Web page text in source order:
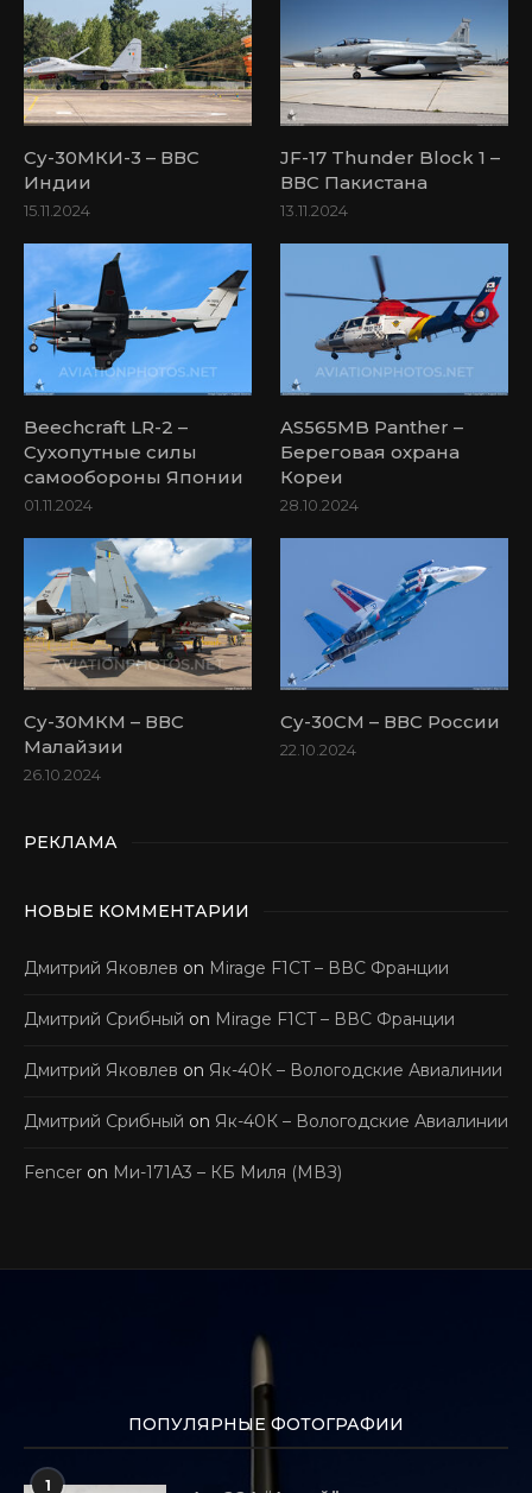
Су-30МКИ-3 – ВВС
Индии
15.11.2024
JF-17 Thunder Block 1 –
ВВС Пакистана
13.11.2024
Beechcraft LR-2 –
Сухопутные силы
самообороны Японии
01.11.2024
AS565MB Panther –
Береговая охрана
Кореи
28.10.2024
Су-30МКМ – ВВС
Малайзии
26.10.2024
Су-30СМ – ВВС России
22.10.2024
РЕКЛАМА
НОВЫЕ КОММЕНТАРИИ
Дмитрий Яковлев on Mirage F1CT – ВВС Франции
Дмитрий Срибный on Mirage F1CT – ВВС Франции
Дмитрий Яковлев on Як-40К – Вологодские Авиалинии
Дмитрий Срибный on Як-40К – Вологодские Авиалинии
Fencer on Ми-171А3 – КБ Миля (МВЗ)
ПОПУЛЯРНЫЕ ФОТОГРАФИИ
1